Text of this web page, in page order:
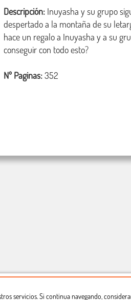
Descripción: Inuyasha y su grupo
despertado a la montaña de su
hace un regalo a Inuyasha y a su
conseguir con todo esto?
Nº Paginas:352
servicios. Si continua navegando,